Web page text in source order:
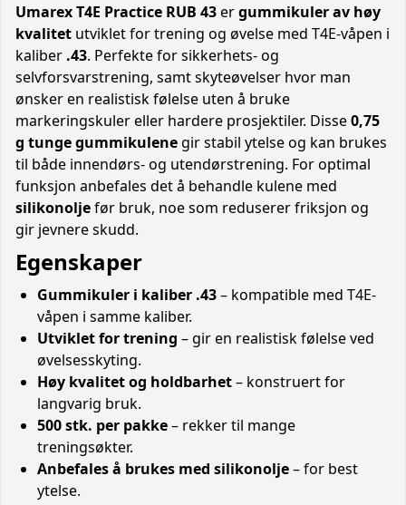
Umarex T4E Practice RUB 43ergummikuler av høy
kvalitet utviklet for trening og øvelse med T4E-våpen i
kaliber .43. Perfekte for sikkerhets- og
selvforsvarstrening, samt skyteøvelser hvor man
ønsker en realistisk følelse uten å bruke
markeringskuler eller hardere prosjektiler. Disse0,75
g tunge gummikulenegir stabil ytelse og kan brukes
til både innendørs- og utendørstrening. For optimal
funksjon anbefales det å behandle kulene med
silikonoljefør bruk, noe som reduserer friksjon og
gir jevnere skudd.
Egenskaper
Gummikuler i kaliber .43– kompatible med T4E-
våpen i samme kaliber.
Utviklet for trening – gir en realistisk følelse ved
øvelsesskyting.
Høy kvalitet og holdbarhet– konstruert for
langvarig bruk.
500 stk. per pakke– rekker til mange
treningsøkter.
Anbefales å brukes med silikonolje– for best
ytelse.